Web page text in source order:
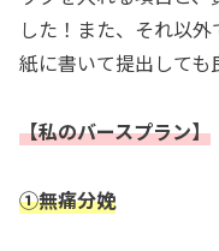
した！また、それ以
紙に書いて提出しても
【私のバースプラン】
①無痛分娩